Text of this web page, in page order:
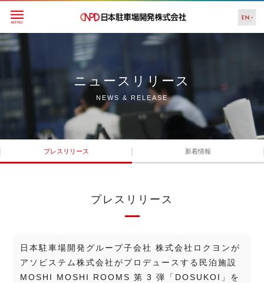
ニュースリリース
NEWS & RELEASE
プレスリリース 新着情報
プレスリリース
⽇本駐⾞場開発グループ⼦会社 株式会社ロクヨンが
アソビステム株式会社がプロデュースする⺠泊施設
MOSHI MOSHI ROOMS 第 3 弾「DOSUKOI」を